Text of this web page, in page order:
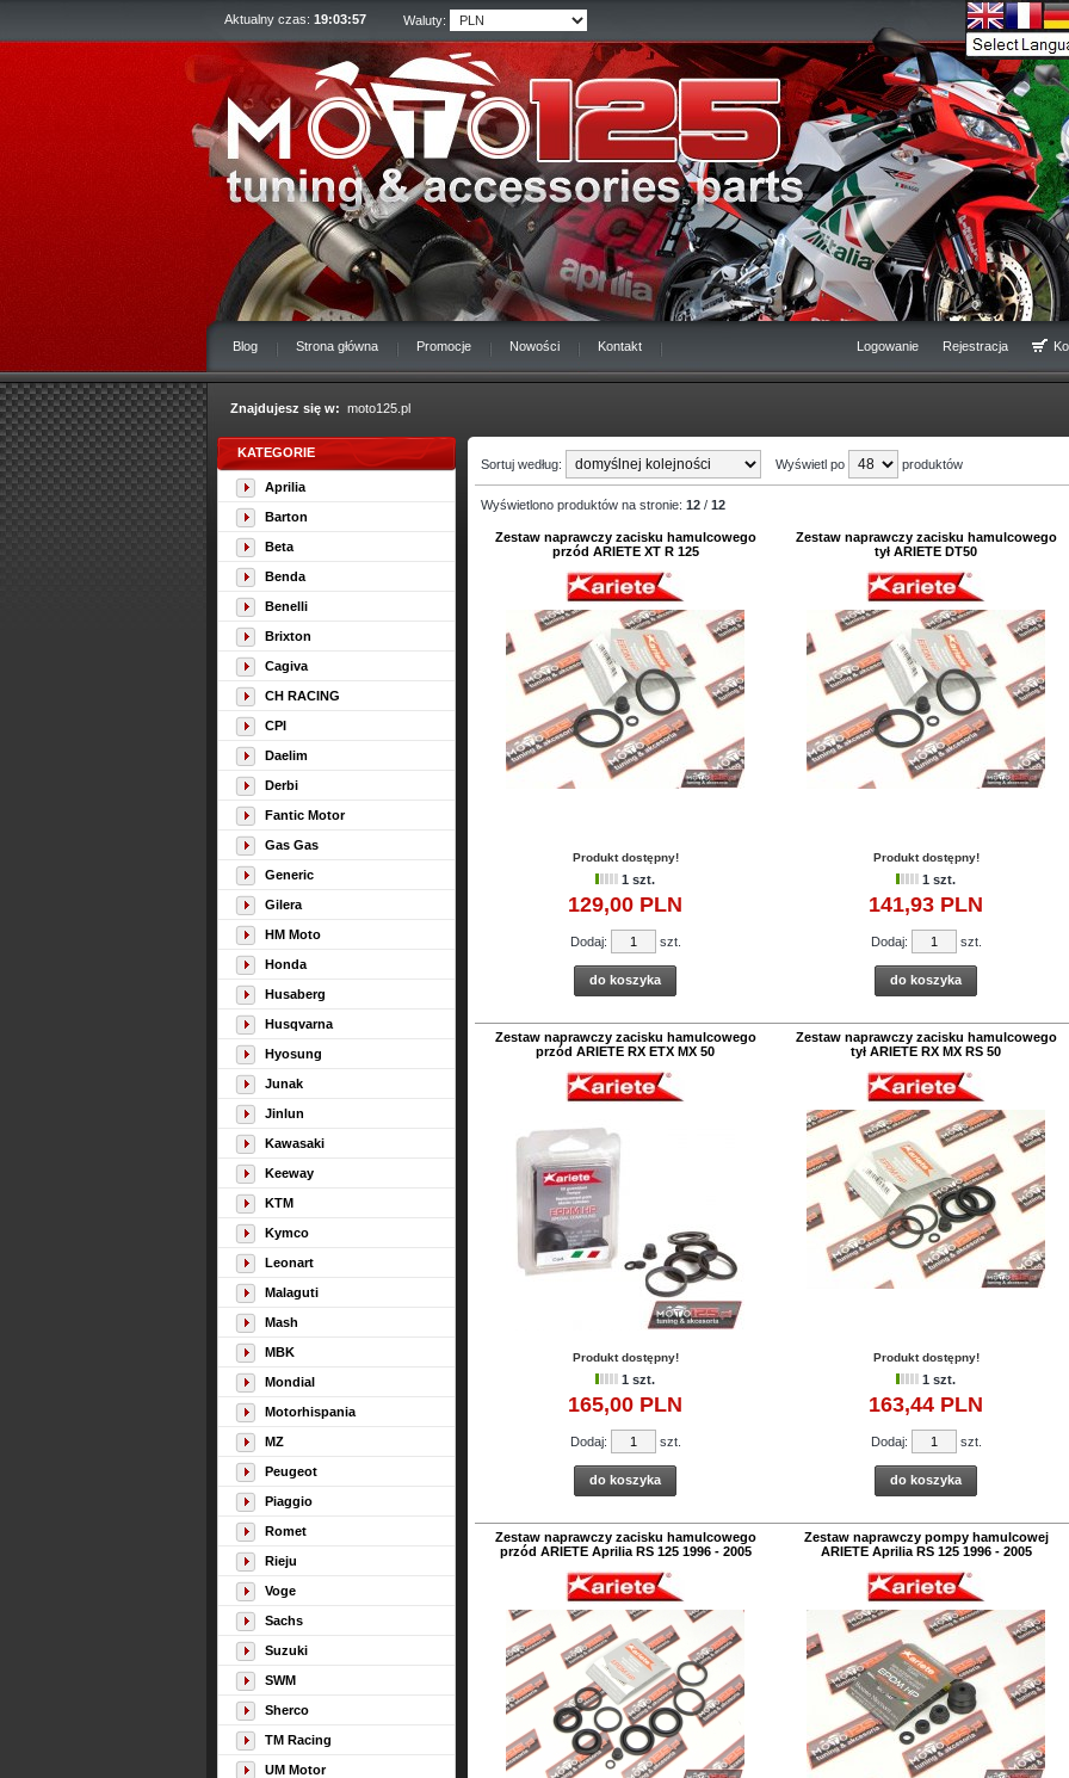
Aktualny czas: 19:03:58 Waluty:
Blog Strona główna Promocje Nowości Kontakt Logowanie Rejestracja
Znajdujesz się w: moto125.pl
KATEGORIE
Aprilia
Barton
Beta
Benda
Benelli
Brixton
Cagiva
CH RACING
CPI
Daelim
Derbi
Fantic Motor
Gas Gas
Generic
Gilera
HM Moto
Honda
Husaberg
Husqvarna
Hyosung
Junak
Jinlun
Kawasaki
Keeway
KTM
Kymco
Leonart
Malaguti
Mash
MBK
Mondial
Motorhispania
MZ
Peugeot
Piaggio
Romet
Rieju
Voge
Sachs
Suzuki
SWM
Sherco
TM Racing
UM Motor
Sortuj według: Wyświetl po produktów
Wyświetlono produktów na stronie: 12 / 12
Zestaw naprawczy zacisku hamulcowego
przód ARIETE XT R 125
Zestaw naprawczy zacisku hamulcowego
tył ARIETE DT50
Produkt dostępny!
1 szt.
129,00 PLN
Produkt dostępny!
1 szt.
141,93 PLN
Dodaj: szt.
do koszyka
Dodaj: szt.
do koszyka
Zestaw naprawczy zacisku hamulcowego
przód ARIETE RX ETX MX 50
Zestaw naprawczy zacisku hamulcowego
tył ARIETE RX MX RS 50
Produkt dostępny!
1 szt.
165,00 PLN
Produkt dostępny!
1 szt.
163,44 PLN
Dodaj: szt.
do koszyka
Dodaj: szt.
do koszyka
Zestaw naprawczy zacisku hamulcowego
przód ARIETE Aprilia RS 125 1996 - 2005
Zestaw naprawczy pompy hamulcowej
ARIETE Aprilia RS 125 1996 - 2005